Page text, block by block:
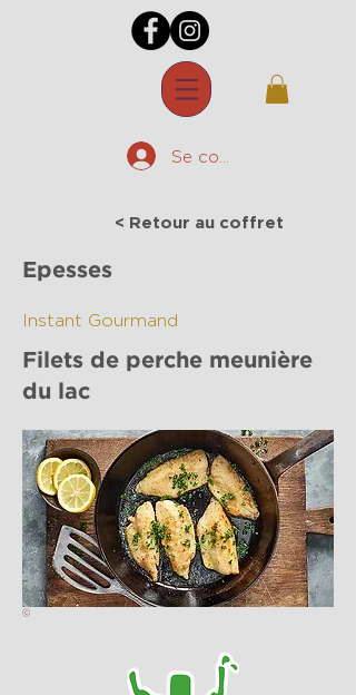
Se connecter
< Retour au coffret
Epesses
Instant Gourmand
Filets de perche meunière
du lac
©